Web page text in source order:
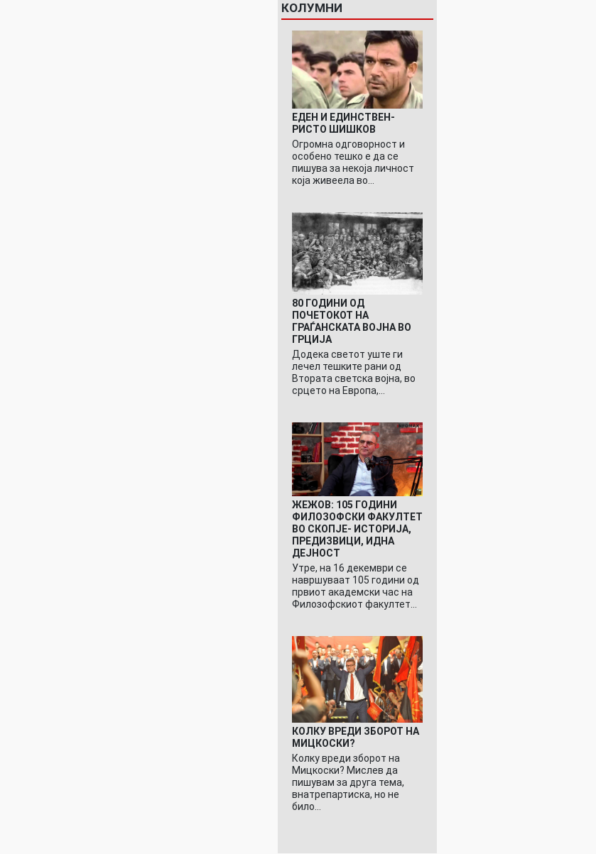
КОЛУМНИ
ЕДЕН И ЕДИНСТВЕН-
РИСТО ШИШКОВ
Огромна одговорност и
особено тешко е да се
пишува за некоја личност
која живеела во…
80 ГОДИНИ ОД
ПОЧЕТОКОТ НА
ГРАЃАНСКАТА ВОЈНА ВО
ГРЦИЈА
Додека светот уште ги
лечел тешките рани од
Втората светска војна, во
срцето на Европа,…
ЖЕЖОВ: 105 ГОДИНИ
ФИЛОЗОФСКИ ФАКУЛТЕТ
ВО СКОПЈЕ- ИСТОРИЈА,
ПРЕДИЗВИЦИ, ИДНА
ДЕЈНОСТ
Утре, на 16 декември се
навршуваат 105 години од
првиот академски час на
Филозофскиот факултет…
КОЛКУ ВРЕДИ ЗБОРОТ НА
МИЦКОСКИ?
Колку вреди зборот на
Мицкоски? Мислев да
пишувам за друга тема,
внатрепартиска, но не
било…